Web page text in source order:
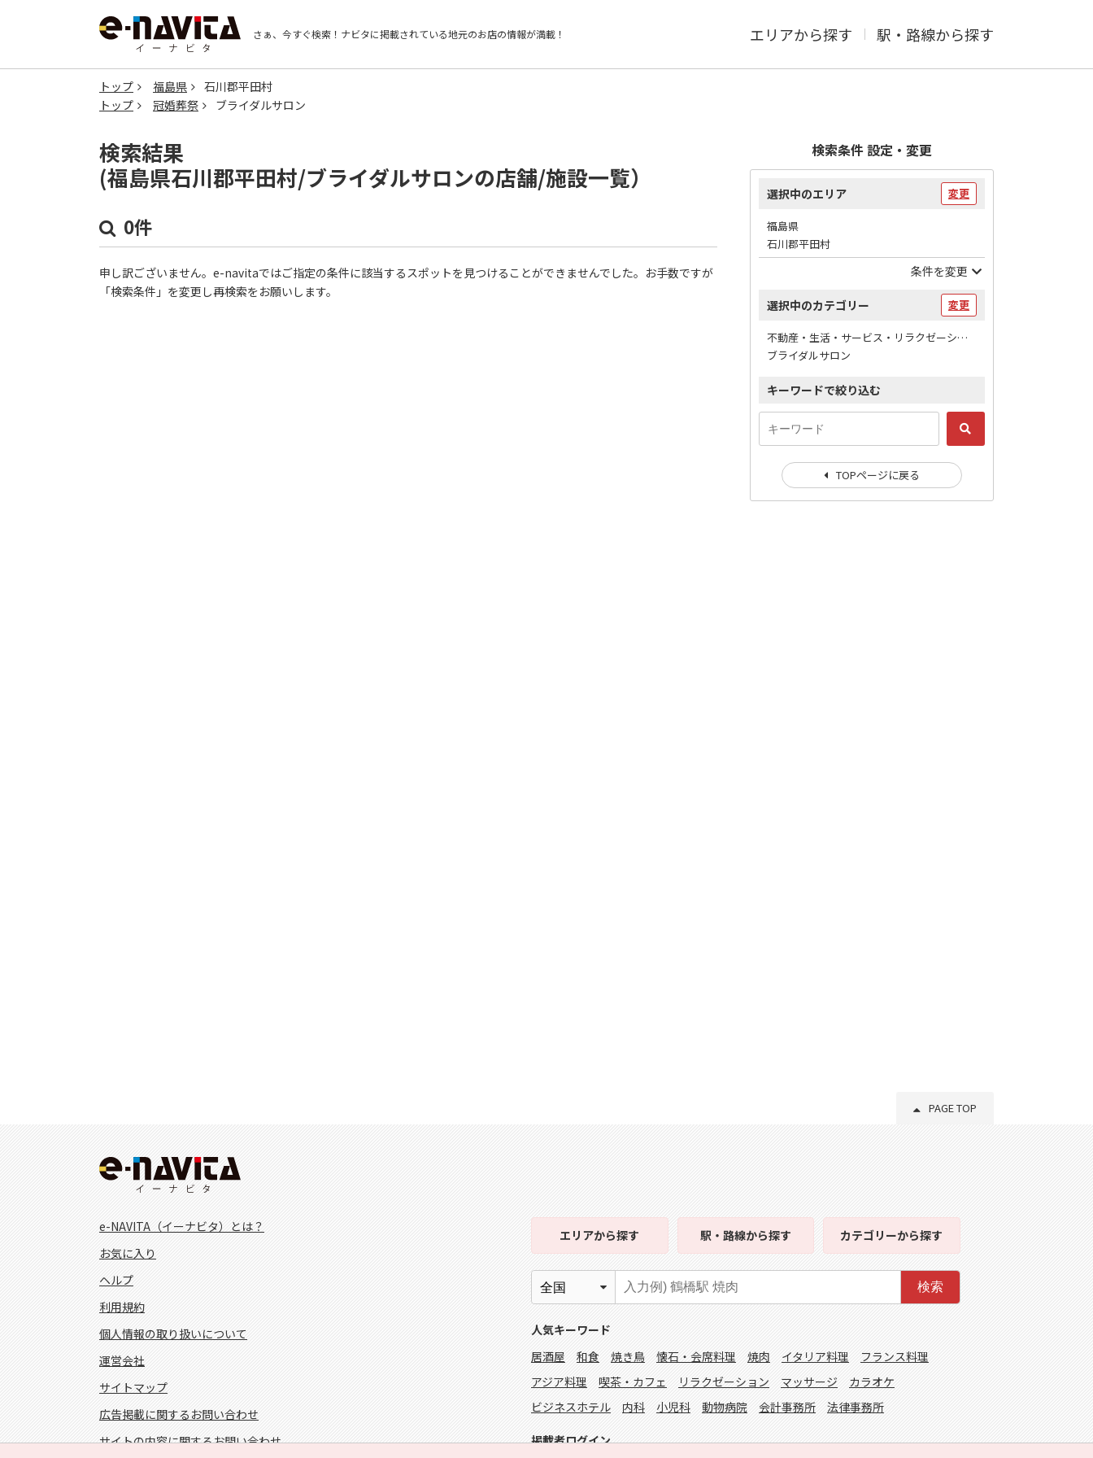
さぁ、今すぐ検索！ ナビタに掲載されている地元のお店の情報が満載！ エリアから探す 駅・路線から探す
トップ 福島県
石川郡平田村
トップ
冠婚葬祭 ブライダルサロン
検索結果
(福島県石川郡平田村/ブライダルサロンの店舗/施設一覧）
0件
申し訳ございません。e-navitaではご指定の条件に該当するスポットを見つけることができませんでした。お手数ですが
「検索条件」を変更し再検索をお願いします。
検索条件 設定・変更
選択中のエリア 変更
福島県
石川郡平田村
条件を変更
選択中のカテゴリー 変更
不動産・生活・サービス・リラクゼーション / 冠婚葬祭
ブライダルサロン
キーワードで絞り込む
TOPページに戻る
PAGE TOP
e-NAVITA（イーナビタ）とは？
お気に入り
ヘルプ
利用規約
個人情報の取り扱いについて
運営会社
サイトマップ
広告掲載に関するお問い合わせ
サイトの内容に関するお問い合わせ
エリアから探す 駅・路線から探す カテゴリーから探す
検索
人気キーワード
居酒屋
和食 焼き鳥 懐石・会席料理 焼肉 イタリア料理
フランス料理
アジア料理
喫茶・カフェ リラクゼーション マッサージ
カラオケ
ビジネスホテル
内科 小児科 動物病院 会計事務所 法律事務所
掲載者ログイン